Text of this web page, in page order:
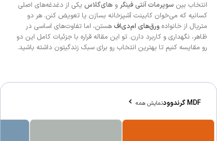
انتخاب بین سوپرمات آنتی فینگر و های‌گلاس یکی از دغدغه‌های اصلی
کسانیه که می‌خوان کابینت آشپزخانه بسازن یا تعویض کنن. هر دو
متریال از خانواده ورق‌های ام‌دی‌اف هستن، اما تفاوت‌های اساسی در
ظاهر، نگهداری و کاربرد دارن. تو این مقاله قراره با جزئیات کامل این دو
رو مقایسه کنیم تا بهترین انتخاب رو برای سبک زندگیتون داشته باشید.
MDF گرندوود نمایش همه